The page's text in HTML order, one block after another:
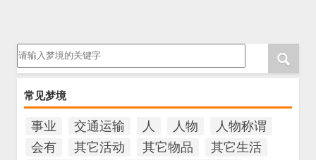
请输入梦境的关键字
常见梦境
事业 交通运输 人 人物
人物称谓
会有
其它活动 其它物品
其它生活